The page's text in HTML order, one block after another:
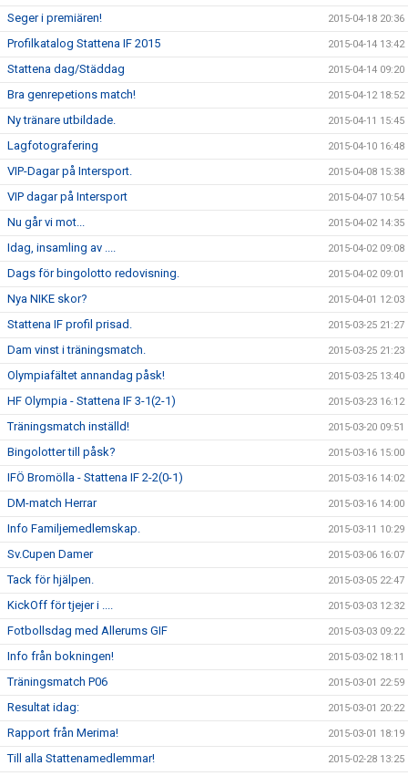
Seger i premiären! 2015-04-18 20:36
Profilkatalog Stattena IF 2015 2015-04-14 13:42
Stattena dag/Städdag 2015-04-14 09:20
Bra genrepetions match! 2015-04-12 18:52
Ny tränare utbildade. 2015-04-11 15:45
Lagfotografering 2015-04-10 16:48
VIP-Dagar på Intersport. 2015-04-08 15:38
VIP dagar på Intersport 2015-04-07 10:54
Nu går vi mot... 2015-04-02 14:35
Idag, insamling av .... 2015-04-02 09:08
Dags för bingolotto redovisning. 2015-04-02 09:01
Nya NIKE skor? 2015-04-01 12:03
Stattena IF profil prisad. 2015-03-25 21:27
Dam vinst i träningsmatch. 2015-03-25 21:23
Olympiafältet annandag påsk! 2015-03-25 13:40
HF Olympia - Stattena IF 3-1(2-1) 2015-03-23 16:12
Träningsmatch inställd! 2015-03-20 09:51
Bingolotter till påsk? 2015-03-16 15:00
IFÖ Bromölla - Stattena IF 2-2(0-1) 2015-03-16 14:02
DM-match Herrar 2015-03-16 14:00
Info Familjemedlemskap. 2015-03-11 10:29
Sv.Cupen Damer 2015-03-06 16:07
Tack för hjälpen. 2015-03-05 22:47
KickOff för tjejer i .... 2015-03-03 12:32
Fotbollsdag med Allerums GIF 2015-03-03 09:22
Info från bokningen! 2015-03-02 18:11
Träningsmatch P06 2015-03-01 22:59
Resultat idag: 2015-03-01 20:22
Rapport från Merima! 2015-03-01 18:19
Till alla Stattenamedlemmar! 2015-02-28 13:25